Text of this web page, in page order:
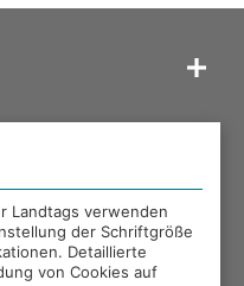
LANDTAGS
Landtags verwenden
der Schriftgröße
Detaillierte
von Cookies auf